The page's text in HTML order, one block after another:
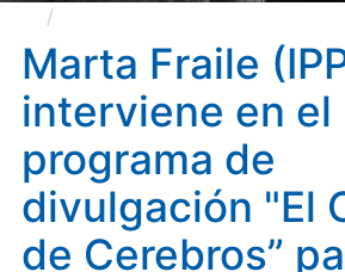
divulgación "El Cazador de
la confianza
Marta Fraile
interviene en el
programa de
divulgación "El
de Cerebros”